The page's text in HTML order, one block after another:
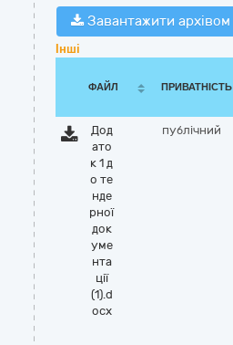
Завантажити архівом
Інші
ФАЙЛ ПРИВАТНІСТЬ
Дод
ато
к 1 д
о те
нде
рної
док
уме
нта
ції
(1).d
ocx
публічний